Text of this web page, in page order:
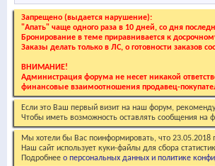
Запрещено (выдается нарушение):
"Апать" чаще одного раза в 10 дней, со дня
Бронирование в теме приравнивается к
Заказы делать только в ЛС, о готовности заказов
ВНИМАНИЕ!
Администрация форума не несет никакой
финансовые взаимоотношения продавец-
Если это Ваш первый визит на наш форум,
Чтобы иметь возможность оставлять сообщения на
Мы хотели бы Вас поинформировать, что 23.05.2018
Наш сайт использует куки-файлы для сбора
Подробнее о персональных данных и политике